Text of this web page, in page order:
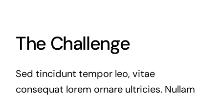
The Challenge
Sed tincidunt tempor leo, vitae
consequat lorem ornare ultricies. Nullam